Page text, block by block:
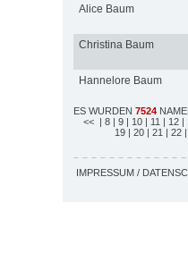
Alice Baum
Christina Baum
Hannelore Baum
ES WURDEN 7524
<< | 8 | 9 | 10 | 11 | 12 |
19 | 20 | 21 | 22
IMPRESSUM /